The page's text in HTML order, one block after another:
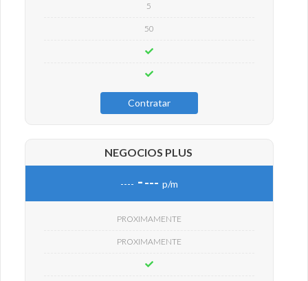
5
50
Contratar
NEGOCIOS PLUS
---- ---- p/m
PROXIMAMENTE
PROXIMAMENTE